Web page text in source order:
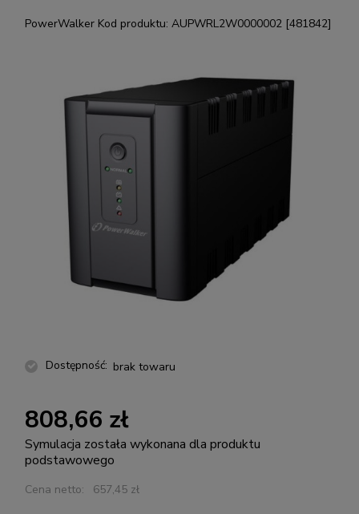
PowerWalker Kod produktu: AUPWRL2W0000002 [481842]
Dostępność: brak towaru
808,66 zł
Symulacja została wykonana dla produktu
podstawowego
Cena netto: 657,45 zł